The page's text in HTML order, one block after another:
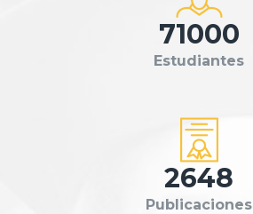
71000
Estudiantes
2648
Publicaciones